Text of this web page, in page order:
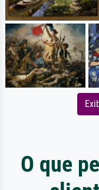
O que